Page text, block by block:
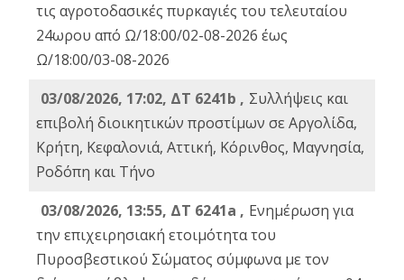
τις αγροτοδασικές πυρκαγιές του τελευταίου
24ωρου από Ω/18:00/02-08-2026 έως
Ω/18:00/03-08-2026
03/08/2026, 17:02, ΔΤ 6241b , Συλλήψεις και
επιβολή διοικητικών προστίμων σε Αργολίδα,
Κρήτη, Κεφαλονιά, Αττική, Κόρινθος, Μαγνησία,
Ροδόπη και Τήνο
03/08/2026, 13:55, ΔΤ 6241a , Ενημέρωση για
την επιχειρησιακή ετοιμότητα του
Πυροσβεστικού Σώματος σύμφωνα με τον